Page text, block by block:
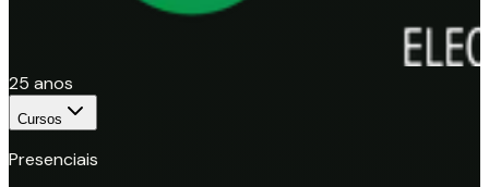
25 anos
Cursos
Presenciais